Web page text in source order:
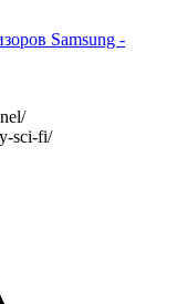
Samsung -
sci-fi/